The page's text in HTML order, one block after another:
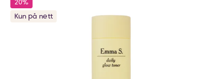
20%
Kun på nett